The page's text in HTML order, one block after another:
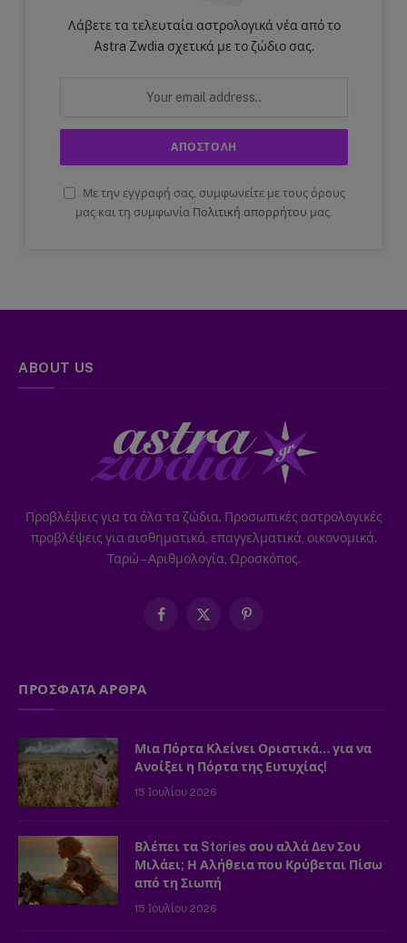
Λάβετε τα τελευταία αστρολογικά νέα από το
Astra Zwdia σχετικά με το ζώδιο σας.
Με την εγγραφή σας, συμφωνείτε με τους όρους
μας και τη συμφωνία Πολιτική απορρήτου μας.
ABOUT US
Προβλέψεις για τα όλα τα ζώδια. Προσωπικές αστρολογικές
προβλέψεις για αισθηματικά, επαγγελματικά, οικονομικά.
Ταρώ – Αριθμολογία, Ωροσκόπος.
Facebook
X
Pinterest
ΠΡΟΣΦΑΤΑ ΑΡΘΡΑ
Μια Πόρτα Κλείνει Οριστικά… για να
Ανοίξει η Πόρτα της Ευτυχίας!
15 Ιουλίου 2026
Βλέπει τα Stories σου αλλά Δεν Σου
Μιλάει; Η Αλήθεια που Κρύβεται Πίσω
από τη Σιωπή
15 Ιουλίου 2026